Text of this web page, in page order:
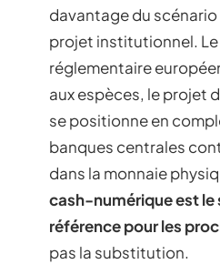
davantage du
projet institutionnel.
réglementaire
aux espèces, le projet
se positionne en
banques centrales
dans la monnaie
cash-numérique est le
référence pour les
pas la substitution.